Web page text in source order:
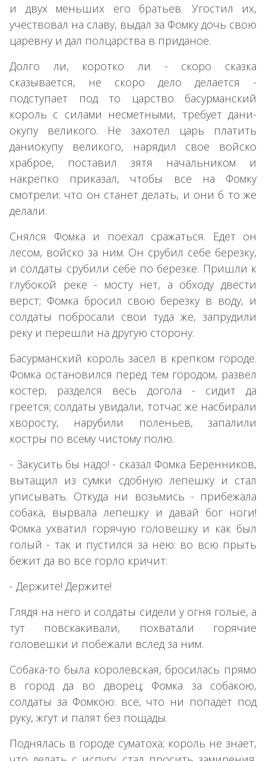
и двух меньших его братьев. Угостил их,
учествовал на славу, выдал за Фомку дочь свою
царевну и дал полцарства в приданое.
Долго ли, коротко ли - скоро сказка
сказывается, не скоро дело делается -
подступает под то царство басурманский
король с силами несметными, требует дани-
окупу великого. Не захотел царь платить
даниокупу великого, нарядил свое войско
храброе, поставил зятя начальником и
накрепко приказал, чтобы все на Фомку
смотрели: что он станет делать, и они б то же
делали.
Снялся Фомка и поехал сражаться. Едет он
лесом, войско за ним. Он срубил себе березку,
и солдаты срубили себе по березке. Пришли к
глубокой реке - мосту нет, а обходу двести
верст; Фомка бросил свою березку в воду, и
солдаты побросали свои туда же, запрудили
реку и перешли на другую сторону.
Басурманский король засел в крепком городе.
Фомка остановился перед тем городом, развел
костер, разделся весь догола - сидит да
греется; солдаты увидали, тотчас же насбирали
хворосту, нарубили поленьев, запалили
костры по всему чистому полю.
- Закусить бы надо! - сказал Фомка Беренников,
вытащил из сумки сдобную лепешку и стал
уписывать. Откуда ни возьмись - прибежала
собака, вырвала лепешку и давай бог ноги!
Фомка ухватил горячую головешку и как был
голый - так и пустился за нею: во всю прыть
бежит да во все горло кричит:
- Держите! Держите!
Глядя на него и солдаты сидели у огня голые, а
тут повскакивали, похватали горячие
головешки и побежали вслед за ним.
Собака-то была королевская, бросилась прямо
в город да во дворец; Фомка за собакою,
солдаты за Фомкою: все, что ни попадет под
руку, жгут и палят без пощады.
Поднялась в городе суматоха; король не знает,